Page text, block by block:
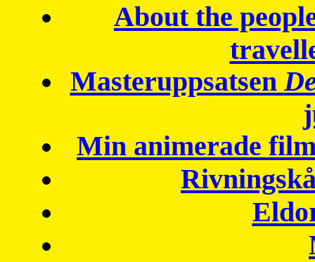
About the
Masteruppsatsen
Min animerade